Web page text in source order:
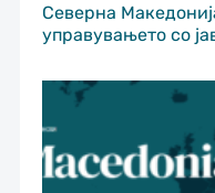
Северна
управувањето со